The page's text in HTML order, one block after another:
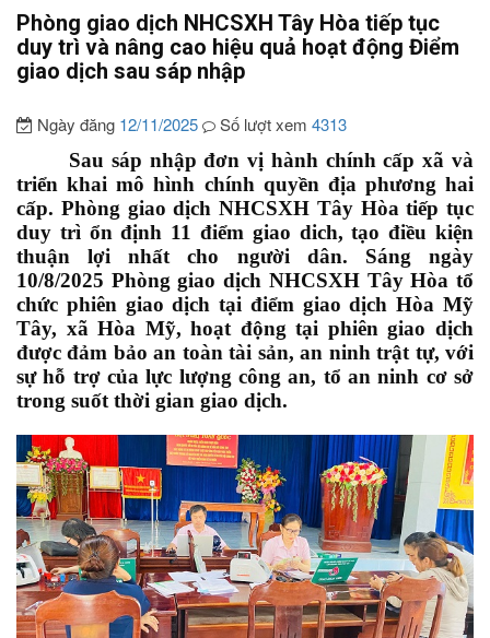
Phòng giao dịch NHCSXH Tây Hòa tiếp tục
duy trì và nâng cao hiệu quả hoạt động Điểm
giao dịch sau sáp nhập
Ngày đăng 12/11/2025 Số lượt xem 4313
Sau sáp nhập đơn vị hành chính cấp xã và
triển khai mô hình chính quyền địa phương hai
cấp. Phòng giao dịch NHCSXH Tây Hòa tiếp tục
duy trì ổn định 11 điểm giao dich, tạo điều kiện
thuận lợi nhất cho người dân. Sáng ngày
10/8/2025 Phòng giao dịch NHCSXH Tây Hòa tổ
chức phiên giao dịch tại điểm giao dịch Hòa Mỹ
Tây, xã Hòa Mỹ, hoạt động tại phiên giao dịch
được đảm bảo an toàn tài sản, an ninh trật tự, với
sự hỗ trợ của lực lượng công an, tổ an ninh cơ sở
trong suốt thời gian giao dịch.